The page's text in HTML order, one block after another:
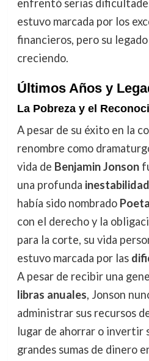
enfrentó serias
estuvo marcada por los
financieros, pero su
creciendo.
Últimos Años y
La Pobreza y el
A pesar de su éxito en la
renombre como
vida de Benjamin Jonson
una profunda
había sido nombrado
con el derecho y la
para la corte, su vida
estuvo marcada por las
A pesar de recibir una
libras anuales, Jonson
administrar sus recursos
lugar de ahorrar o invertir
grandes sumas de dinero